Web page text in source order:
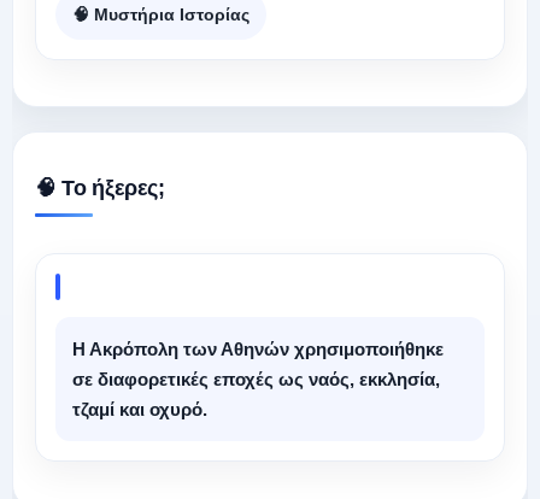
🧠 Μυστήρια Ιστορίας
🧠 Το ήξερες;
Η Ακρόπολη των Αθηνών χρησιμοποιήθηκε
σε διαφορετικές εποχές ως ναός, εκκλησία,
τζαμί και οχυρό.